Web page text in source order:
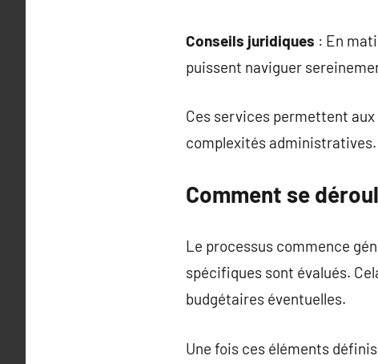
Conseils juridiques : En
puissent naviguer
Ces services permettent
complexités administratives.
Comment se
Le processus commence
spécifiques sont évalués.
budgétaires éventuelles.
Une fois ces éléments